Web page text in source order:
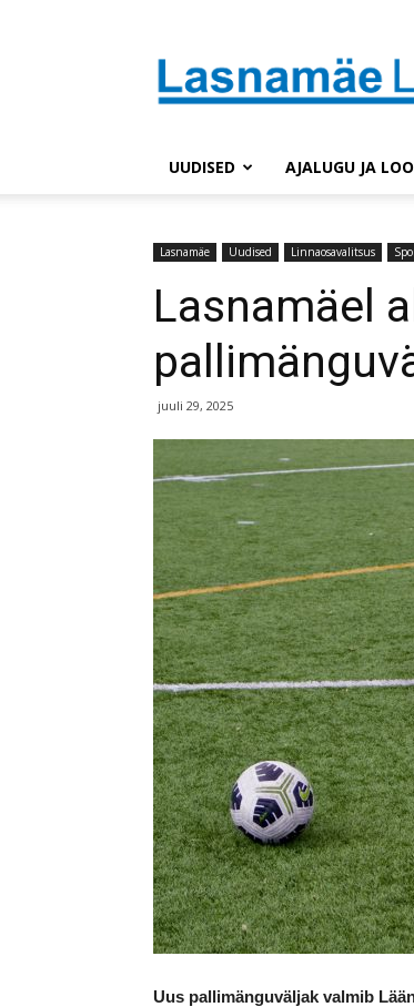
UUDISED AJALUGU JA
Lasnamäe Uudised Linnaosavalitsus
Lasnamäel
juuli 29, 2025
Uus pallimänguväljak valmib